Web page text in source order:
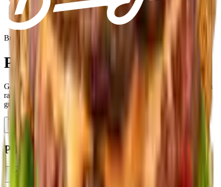
Burger
Pitik
Gak cuma daging sapi, Pitik dengan isian chicken patty juga punya
rasa yang gak kalah nendang! Cobain sendiri rasa ayamnya yang
gurih dan juicy, dijamin langsung jatuh cinta pada gigitan pertama.
Pilih Platform Pesan